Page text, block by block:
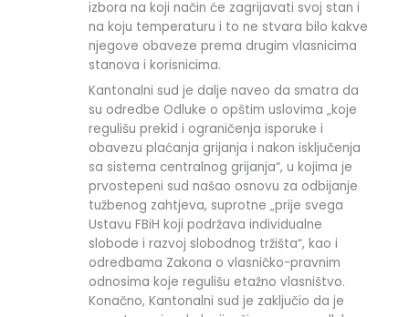
izbora na koji način će zagrijavati svoj stan i
na koju temperaturu i to ne stvara bilo kakve
njegove obaveze prema drugim vlasnicima
stanova i korisnicima.
Kantonalni sud je dalje naveo da smatra da
su odredbe Odluke o opštim uslovima „koje
regulišu prekid i ograničenja isporuke i
obavezu plaćanja grijanja i nakon isključenja
sa sistema centralnog grijanja“, u kojima je
prvostepeni sud našao osnovu za odbijanje
tužbenog zahtjeva, suprotne „prije svega
Ustavu FBiH koji podržava individualne
slobode i razvoj slobodnog tržišta“, kao i
odredbama Zakona o vlasničko-pravnim
odnosima koje regulišu etažno vlasništvo.
Konačno, Kantonalni sud je zaključio da je